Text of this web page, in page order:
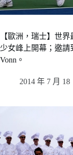
【歐洲，瑞士】世
少女峰上開幕；邀請
Vonn。
2014 年 7 月 18